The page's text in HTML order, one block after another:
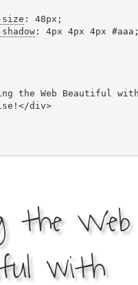
: 48px;
: 4px 4px 4px #aaa;
div>
the Web
with